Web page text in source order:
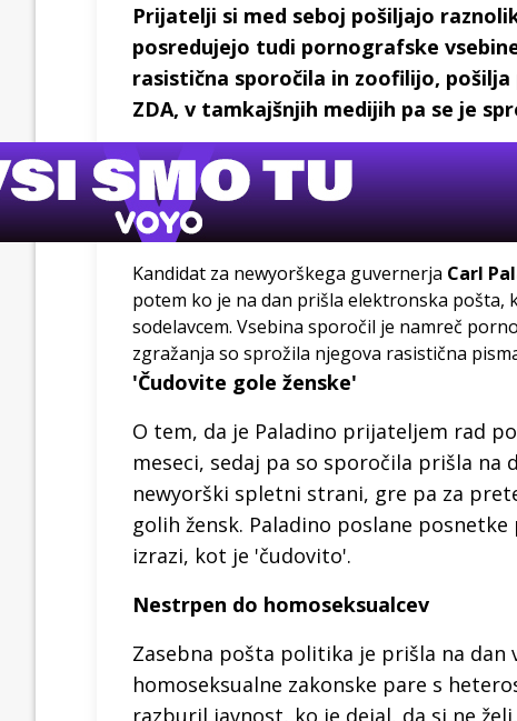
Prijatelji si med seboj pošiljajo
posredujejo tudi pornografske
rasistična sporočila in zoofilijo,
ZDA, v tamkajšnjih medijih pa se je
Kandidat za newyorškega guvernerja Carl
potem ko je na dan prišla elektronska
sodelavcem. Vsebina sporočil je namreč
zgražanja so sprožila njegova rasistična
'Čudovite gole ženske'
O tem, da je Paladino prijateljem rad
meseci, sedaj pa so sporočila prišla na
newyorški spletni strani, gre pa za
golih žensk. Paladino poslane
izrazi, kot je 'čudovito'.
Nestrpen do homoseksualcev
Zasebna pošta politika je prišla na
homoseksualne zakonske pare s
razburil javnost, ko je dejal, da si ne